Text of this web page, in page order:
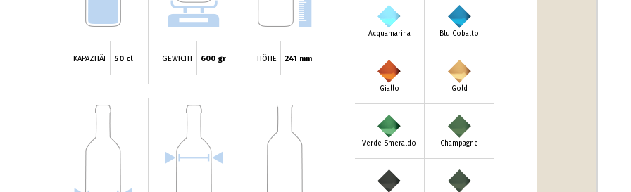
KAPAZITÄT 50 cl GEWICHT 600 gr HÖHE 241 mm
Acquamarina Blu Cobalto
Giallo Gold
Verde Smeraldo Champagne